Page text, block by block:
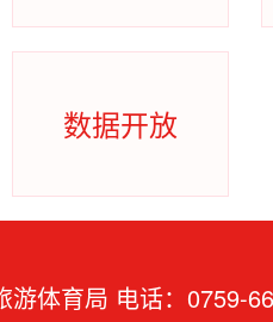
数据开放
游体育局 电话：0759-